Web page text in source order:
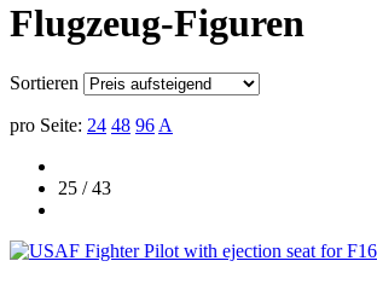
Flugzeug-Figuren
Sortieren
pro Seite: 24 48 96 A
25 / 43